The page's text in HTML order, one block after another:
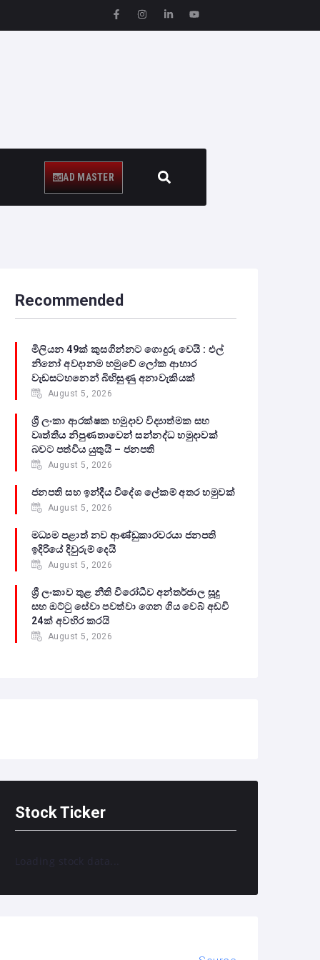
AD MASTER
Recommended
මිලියන 49ක් කුසගින්නට ගොදුරු වෙයි : එල්
නිනෝ අවදානම හමුවේ ලෝක ආහාර
වැඩසටහනෙන් බිහිසුණු අනාවැකියක්
August 5, 2026
ශ්‍රී ලංකා ආරක්ෂක හමුදාව විද්‍යාත්මක සහ
වෘත්තීය නිපුණතාවෙන් සන්නද්ධ හමුදාවක්
බවට පත්විය යුතුයි – ජනපති
August 5, 2026
ජනපති සහ ඉන්දීය විදේශ ලේකම් අතර හමුවක්
August 5, 2026
මධ්‍යම පළාත් නව ආණ්ඩුකාරවරයා ජනපති
ඉදිරියේ දිවුරුම් දෙයි
August 5, 2026
ශ්‍රී ලංකාව තුළ නීති විරෝධීව අන්තර්ජාල සූදු
සහ ඔට්ටු සේවා පවත්වා ගෙන ගිය වෙබ් අඩවි
24ක් අවහිර කරයි
August 5, 2026
Stock Ticker
Loading stock data...